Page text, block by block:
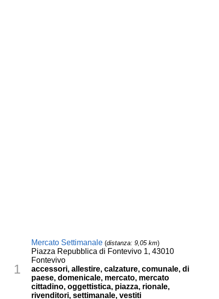
1
Mercato Settimanale (distanza: 9,05 km)
Piazza Repubblica di Fontevivo 1, 43010
Fontevivo
accessori, allestire, calzature, comunale, di
paese, domenicale, mercato, mercato
cittadino, oggettistica, piazza, rionale,
rivenditori, settimanale, vestiti